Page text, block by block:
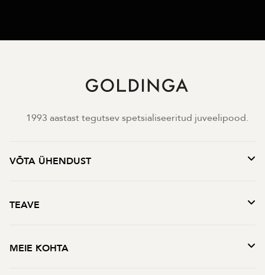
1993 aastast tegutsev spetsialiseeritud juveelipood.
VÕTA ÜHENDUST
TEAVE
MEIE KOHTA